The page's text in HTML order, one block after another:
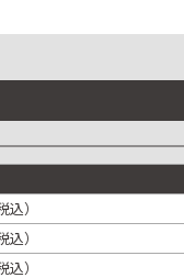
）
）
）